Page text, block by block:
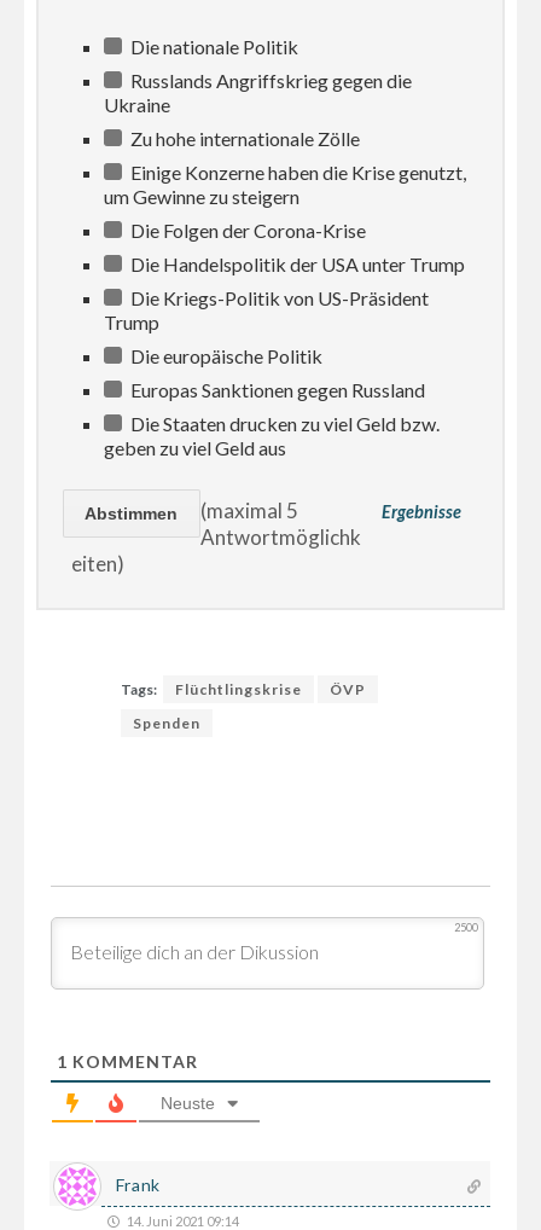
Die nationale Politik
Russlands Angriffskrieg gegen die
Ukraine
Zu hohe internationale Zölle
Einige Konzerne haben die Krise genutzt,
um Gewinne zu steigern
Die Folgen der Corona-Krise
Die Handelspolitik der USA unter Trump
Die Kriegs-Politik von US-Präsident
Trump
Die europäische Politik
Europas Sanktionen gegen Russland
Die Staaten drucken zu viel Geld bzw.
geben zu viel Geld aus
Ergebnisse
(maximal 5
Antwortmöglichk
eiten)
Tags: Flüchtlingskrise
ÖVP
Spenden
2500
1 KOMMENTAR
Neuste
Frank
14. Juni 2021 09:14